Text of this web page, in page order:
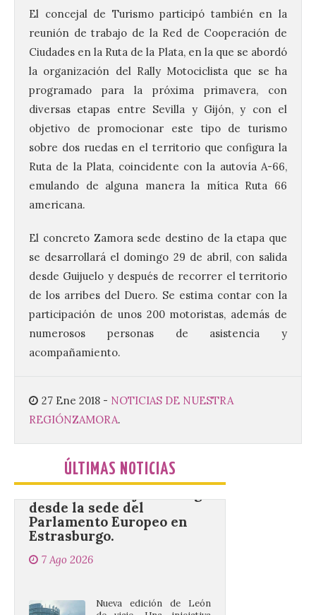
El concejal de Turismo participó también en la
reunión de trabajo de la Red de Cooperación de
Ciudades en la Ruta de la Plata, en la que se abordó
la organización del Rally Motociclista que se ha
programado para la próxima primavera, con
diversas etapas entre Sevilla y Gijón, y con el
objetivo de promocionar este tipo de turismo
sobre dos ruedas en el territorio que configura la
Ruta de la Plata, coincidente con la autovía A-66,
emulando de alguna manera la mítica Ruta 66
americana.
El concreto Zamora sede destino de la etapa que
se desarrollará el domingo 29 de abril, con salida
desde Guijuelo y después de recorrer el territorio
de los arribes del Duero. Se estima contar con la
participación de unos 200 motoristas, además de
numerosos personas de asistencia y
acompañamiento.
27 Ene 2018 - NOTICIAS DE NUESTRA
REGIÓNZAMORA.
ÚLTIMAS NOTICIAS
Vuelve la tradicional Feria
de Dulces del Convento a
Gradefes
7 Ago 2026
Tendrá lugar el 9 de
agosto en los aledaños del
de Santa María la Real de
Gradefes. Una cita
imprescindible para disfrutar de los
mejores dulces conventuales, tradición,
La decimoctava fotografía
de León de…viaje nos llega
desde la sede del
Parlamento Europeo en
Estrasburgo.
7 Ago 2026
juvenil de la Asociación